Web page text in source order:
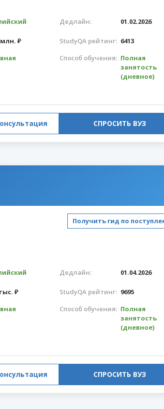
Дедлайн: 01.02.2026
млн. ₽ StudyQA рейтинг: 6413
Способ обучения: Полная
занятость
(дневное)
СПРОСИТЬ ВУЗ
Получить гид по
Дедлайн: 01.04.2026
₽ StudyQA рейтинг: 9695
Способ обучения: Полная
занятость
(дневное)
СПРОСИТЬ ВУЗ